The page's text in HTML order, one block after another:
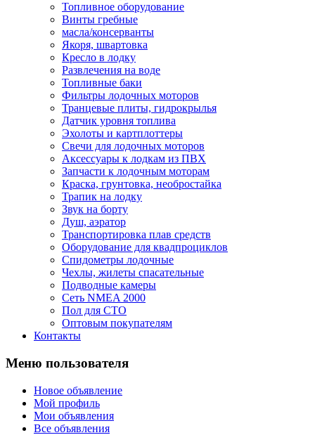
Топливное оборудование
Винты гребные
масла/консерванты
Якоря, швартовка
Кресло в лодку
Развлечения на воде
Топливные баки
Фильтры лодочных моторов
Транцевые плиты, гидрокрылья
Датчик уровня топлива
Эхолоты и картплоттеры
Cвечи для лодочных моторов
Аксессуары к лодкам из ПВХ
Запчасти к лодочным моторам
Краска, грунтовка, необростайка
Трапик на лодку
Звук на борту
Душ, аэратор
Транспортировка плав средств
Оборудование для квадпроциклов
Спидометры лодочные
Чехлы, жилеты спасательные
Подводные камеры
Сеть NMEA 2000
Пол для СТО
Оптовым покупателям
Контакты
Меню пользователя
Новое объявление
Мой профиль
Мои объявления
Все объявления